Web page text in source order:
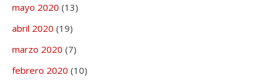
mayo 2020 (13)
abril 2020 (19)
marzo 2020 (7)
febrero 2020 (10)